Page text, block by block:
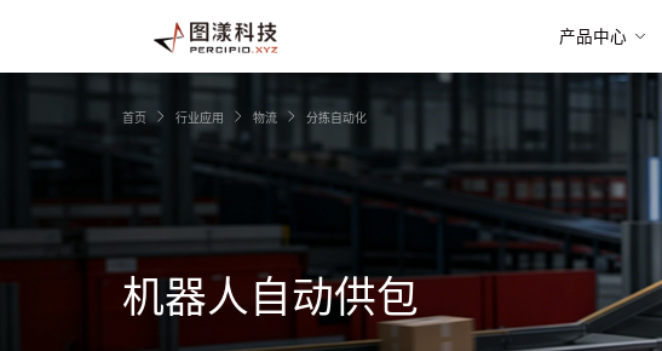
产品中心
机器人自动供包
首页 行业应用 物流 分拣自动化